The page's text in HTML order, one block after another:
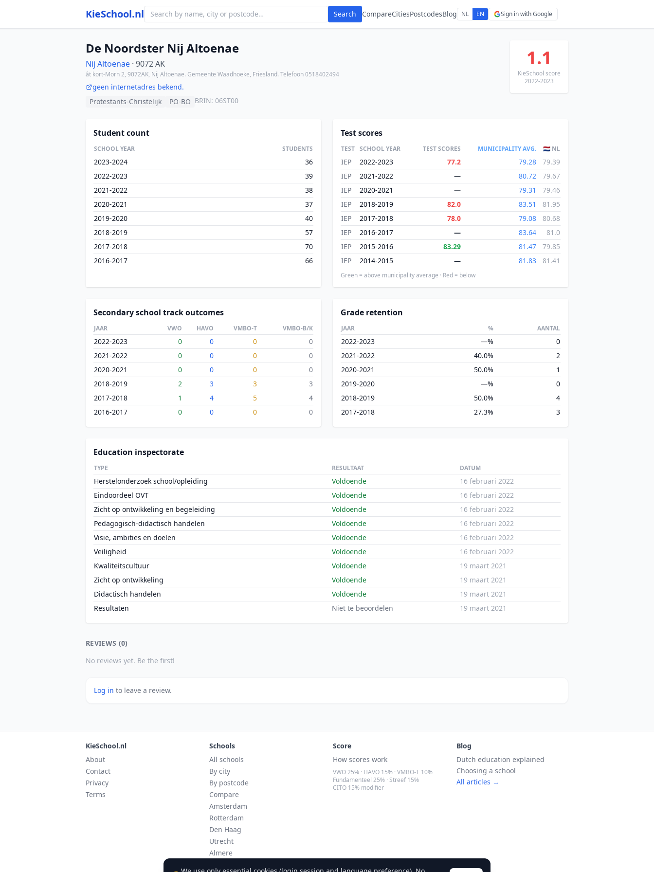
KieSchool.nl Search CompareCitiesPostcodesBlog NL EN Sign in with Google
De Noordster Nij Altoenae
Nij Altoenae · 9072 AK
ât kort-Morn 2, 9072AK, Nij Altoenae. Gemeente Waadhoeke, Friesland. Telefoon 0518402494
geen internetadres bekend.
Protestants-Christelijk
PO-BO BRIN: 06ST00
1.1
KieSchool score
2022-2023
Student count
SCHOOL YEAR STUDENTS
2023-2024
36
2022-2023
39
2021-2022
38
2020-2021
37
2019-2020
40
2018-2019
57
2017-2018
70
2016-2017
66
Test scores
TEST SCHOOL YEAR TEST SCORES MUNICIPALITY AVG. 🇳🇱 NL
IEP 2022-2023 77.2 79.28
79.39
IEP
2021-2022 — 80.72
79.67
IEP
2020-2021 — 79.31
79.46
IEP
2018-2019 82.0 83.51
81.95
IEP
2017-2018 78.0 79.08
80.68
IEP
2016-2017 — 83.64
81.0
IEP
2015-2016 83.29 81.47
79.85
IEP
2014-2015 — 81.83 81.41
Green = above municipality average · Red = below
Secondary school track outcomes
JAAR VWO HAVO VMBO-T VMBO-B/K
2022-2023 0 0 0
0
2021-2022
0 0 0
0
2020-2021
0 0 0
0
2018-2019
2 3 3
3
2017-2018
1 4 5
4
2016-2017
0 0 0 0
Grade retention
JAAR % AANTAL
2022-2023 —%
0
2021-2022
40.0%
2
2020-2021
50.0%
1
2019-2020
—%
0
2018-2019
50.0%
4
2017-2018
27.3% 3
Education inspectorate
TYPE RESULTAAT DATUM
Herstelonderzoek school/opleiding Voldoende
16 februari 2022
Eindoordeel OVT
Voldoende
16 februari 2022
Zicht op ontwikkeling en begeleiding
Voldoende
16 februari 2022
Pedagogisch-didactisch handelen
Voldoende
16 februari 2022
Visie, ambities en doelen
Voldoende
16 februari 2022
Veiligheid
Voldoende
16 februari 2022
Kwaliteitscultuur
Voldoende
19 maart 2021
Zicht op ontwikkeling
Voldoende
19 maart 2021
Didactisch handelen
Voldoende
19 maart 2021
Resultaten
Niet te beoordelen 19 maart 2021
REVIEWS (0)
No reviews yet. Be the first!
Log in to leave a review.
KieSchool.nl
About
Contact
Privacy
Terms
Schools
All schools
By city
By postcode
Compare
Amsterdam
Rotterdam
Den Haag
Utrecht
Almere
Score
How scores work
VWO 25% · HAVO 15% · VMBO-T 10%
Fundamenteel 25% · Streef 15%
CITO 15% modifier
Blog
Dutch education explained
Choosing a school
All articles →